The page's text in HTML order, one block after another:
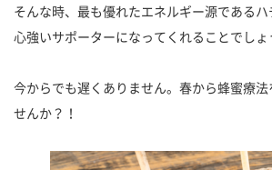
そんな時、最も優れたエネルギー源である
心強いサポーターになってくれることでしょ
今からでも遅くありません。春から蜂蜜療
せんか？！